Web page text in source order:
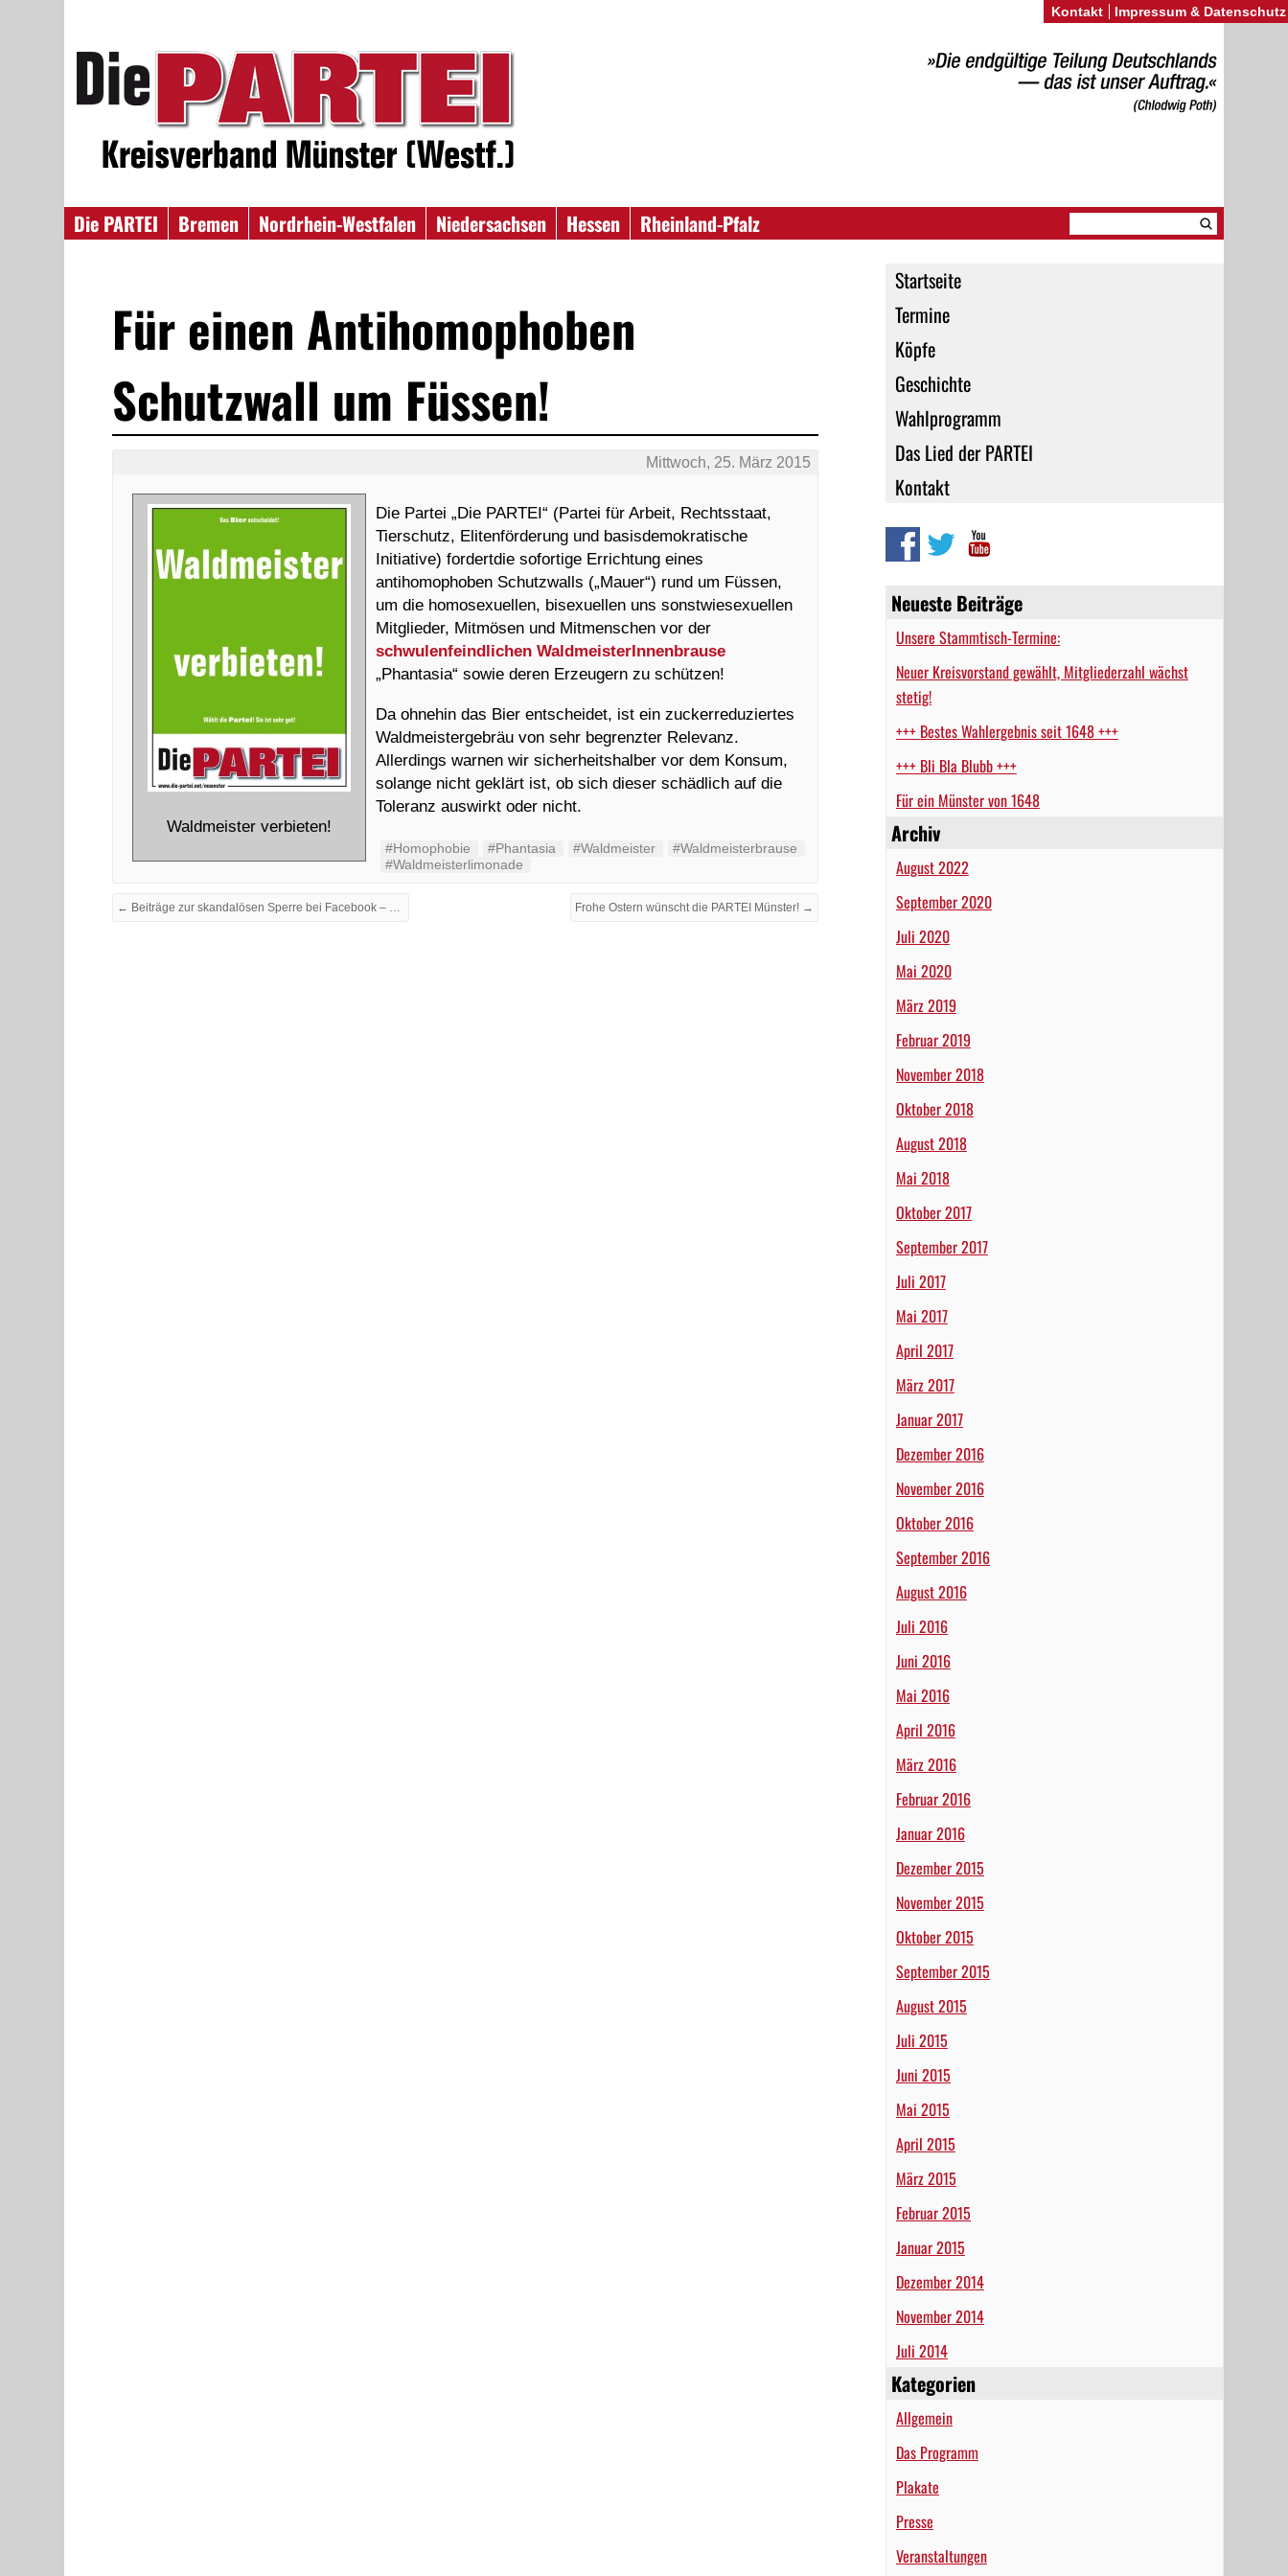
Die PARTEI Bremen Nordrhein-Westfalen Niedersachsen Hessen
Rheinland-Pfalz
Startseite
Termine
Köpfe
Geschichte
Wahlprogramm
Das Lied der PARTEI
Kontakt
Neueste Beiträge
Unsere Stammtisch-Termine:
Neuer Kreisvorstand gewählt, Mitgliederzahl wächst
stetig!
+++ Bestes Wahlergebnis seit 1648 +++
+++ Bli Bla Blubb +++
Für ein Münster von 1648
Archiv
August 2022
September 2020
Juli 2020
Mai 2020
März 2019
Februar 2019
November 2018
Oktober 2018
August 2018
Mai 2018
Oktober 2017
September 2017
Juli 2017
Mai 2017
April 2017
März 2017
Januar 2017
Dezember 2016
November 2016
Oktober 2016
September 2016
August 2016
Juli 2016
Juni 2016
Mai 2016
April 2016
März 2016
Februar 2016
Januar 2016
Dezember 2015
November 2015
Oktober 2015
September 2015
August 2015
Juli 2015
Juni 2015
Mai 2015
April 2015
März 2015
Februar 2015
Januar 2015
Dezember 2014
November 2014
Juli 2014
Kategorien
Allgemein
Das Programm
Plakate
Presse
Veranstaltungen
Für einen Antihomophoben
Schutzwall um Füssen!
Mittwoch, 25. März 2015
Waldmeister verbieten!
Die Partei „Die PARTEI“ (Partei für Arbeit, Rechtsstaat,
Tierschutz, Elitenförderung und basisdemokratische
Initiative) fordertdie sofortige Errichtung eines
antihomophoben Schutzwalls („Mauer“) rund um Füssen,
um die homosexuellen, bisexuellen uns sonstwiesexuellen
Mitglieder, Mitmösen und Mitmenschen vor der
schwulenfeindlichen WaldmeisterInnenbrause
„Phantasia“ sowie deren Erzeugern zu schützen!
Da ohnehin das Bier entscheidet, ist ein zuckerreduziertes
Waldmeistergebräu von sehr begrenzter Relevanz.
Allerdings warnen wir sicherheitshalber vor dem Konsum,
solange nicht geklärt ist, ob sich dieser schädlich auf die
Toleranz auswirkt oder nicht.
#Homophobie #Phantasia #Waldmeister
#Waldmeisterbrause
#Waldmeisterlimonade
← Beiträge zur skandalösen Sperre bei Facebook – Je suis Die PARTEI! +update Frohe Ostern wünscht die PARTEI Münster! →
Kontakt Impressum & Datenschutz